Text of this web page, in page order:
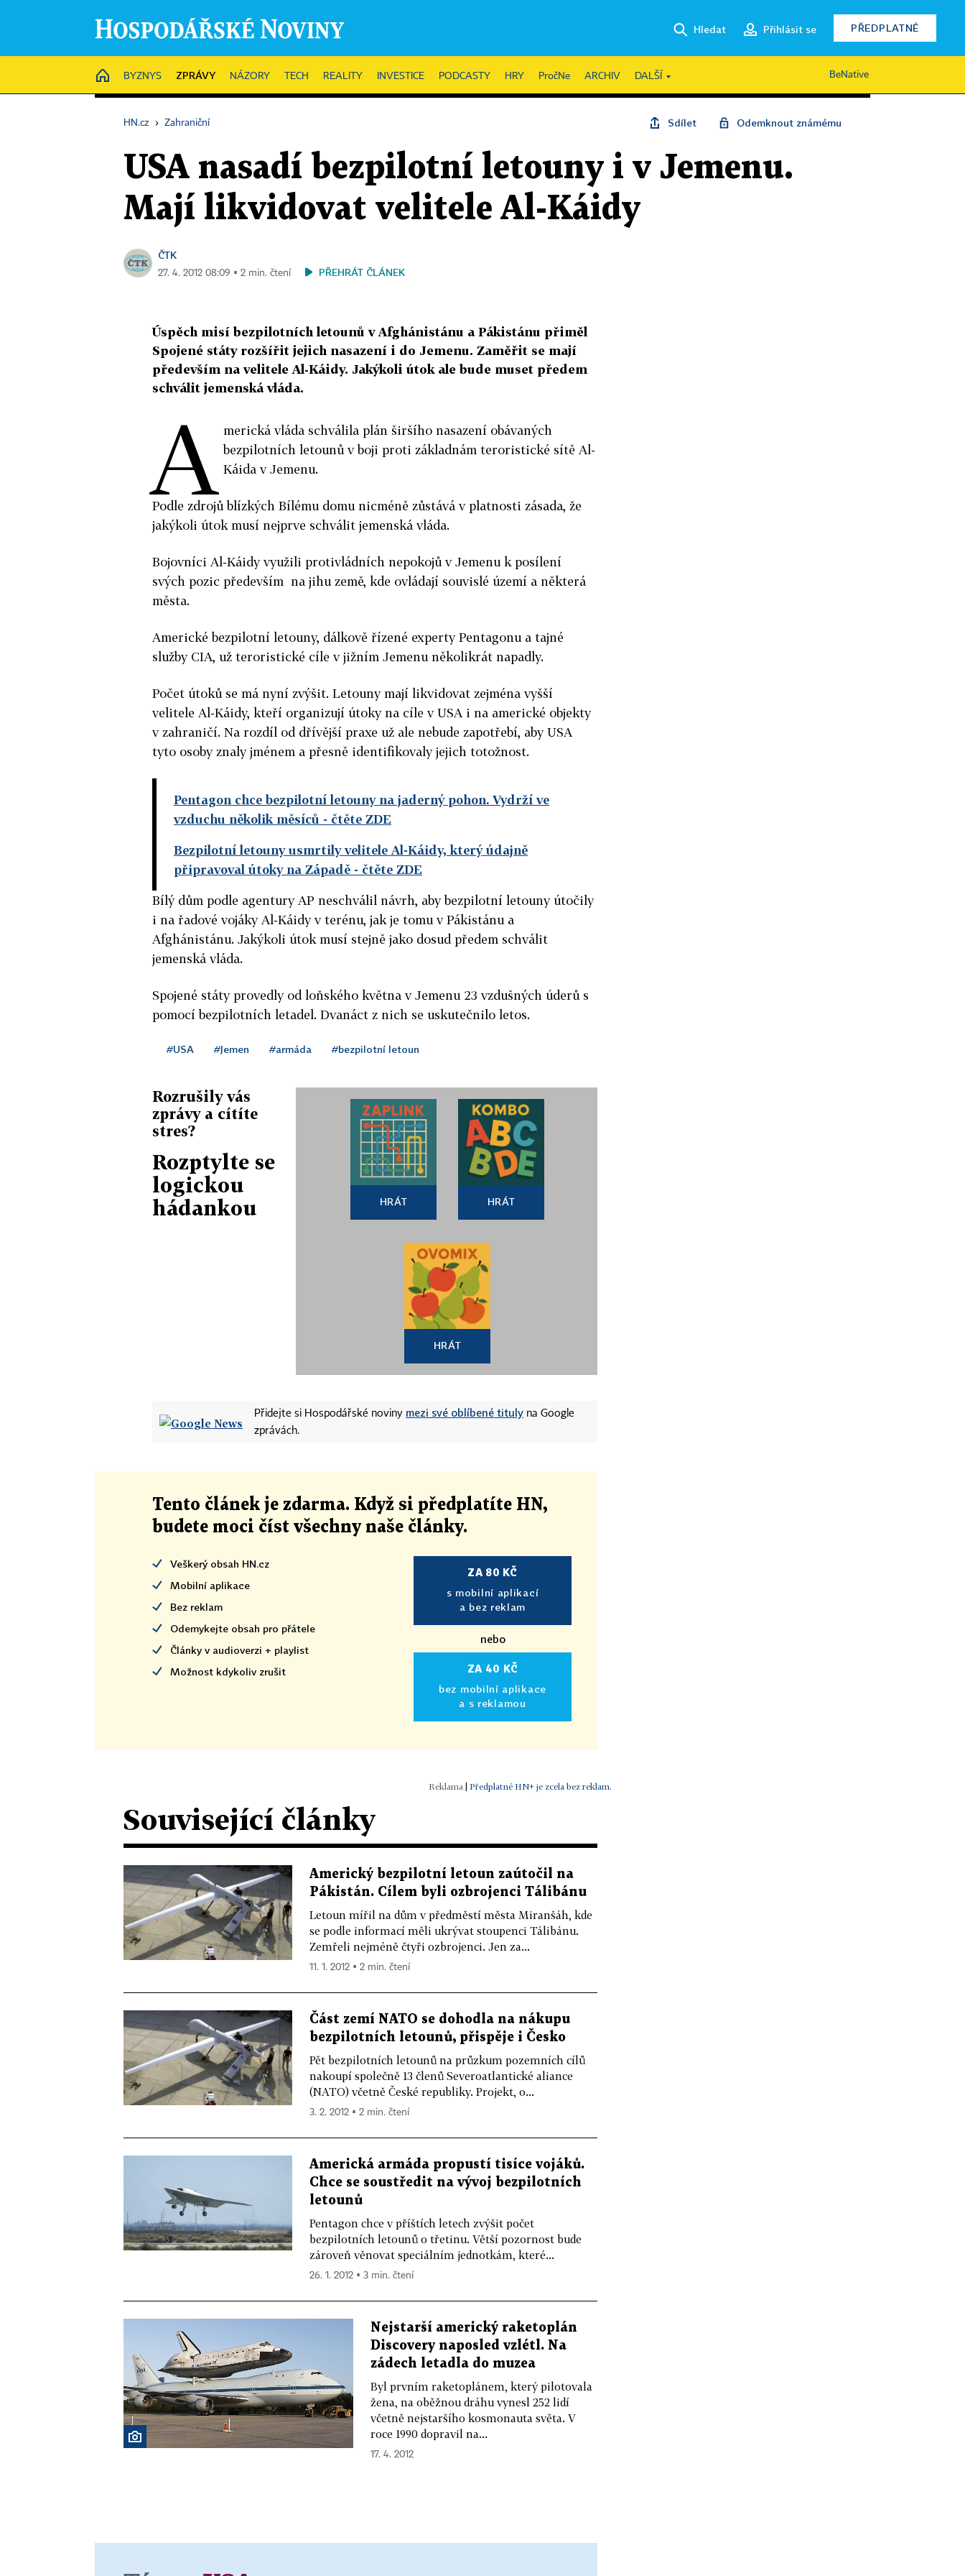
Hledat Přihlásit se PŘEDPLATNÉ
HOME
BYZNYS ZPRÁVY NÁZORY TECH REALITY INVESTICE PODCASTY HRY PročNe ARCHIV DALŠÍ BeNative
HN.cz › Zahraniční Sdílet Odemknout známému
USA nasadí bezpilotní letouny i v Jemenu.
Mají likvidovat velitele Al-Káidy
ČTK
27. 4. 2012 08:09 ▪ 2 min. čtení PŘEHRÁT ČLÁNEK
Úspěch misí bezpilotních letounů v Afghánistánu a Pákistánu přiměl
Spojené státy rozšířit jejich nasazení i do Jemenu. Zaměřit se mají
především na velitele Al-Káidy. Jakýkoli útok ale bude muset předem
schválit jemenská vláda.
A merická vláda schválila plán širšího nasazení obávaných
bezpilotních letounů v boji proti základnám teroristické sítě Al-
Káida v Jemenu.
Podle zdrojů blízkých Bílému domu nicméně zůstává v platnosti zásada, že
jakýkoli útok musí nejprve schválit jemenská vláda.
Bojovníci Al-Káidy využili protivládních nepokojů v Jemenu k posílení
svých pozic především na jihu země, kde ovládají souvislé území a některá
města.
Americké bezpilotní letouny, dálkově řízené experty Pentagonu a tajné
služby CIA, už teroristické cíle v jižním Jemenu několikrát napadly.
Počet útoků se má nyní zvýšit. Letouny mají likvidovat zejména vyšší
velitele Al-Káidy, kteří organizují útoky na cíle v USA i na americké objekty
v zahraničí. Na rozdíl od dřívější praxe už ale nebude zapotřebí, aby USA
tyto osoby znaly jménem a přesně identifikovaly jejich totožnost.
Pentagon chce bezpilotní letouny na jaderný pohon. Vydrží ve
vzduchu několik měsíců - čtěte ZDE
Bezpilotní letouny usmrtily velitele Al-Káidy, který údajně
připravoval útoky na Západě - čtěte ZDE
Bílý dům podle agentury AP neschválil návrh, aby bezpilotní letouny útočily
i na řadové vojáky Al-Káidy v terénu, jak je tomu v Pákistánu a
Afghánistánu. Jakýkoli útok musí stejně jako dosud předem schválit
jemenská vláda.
Spojené státy provedly od loňského května v Jemenu 23 vzdušných úderů s
pomocí bezpilotních letadel. Dvanáct z nich se uskutečnilo letos.
#USA #Jemen #armáda #bezpilotní letoun
Rozrušily vás
zprávy a cítíte
stres?
Rozptylte se
logickou
hádankou
HRÁT HRÁT
HRÁT
Přidejte si Hospodářské noviny mezi své oblíbené tituly na Google
zprávách.
Tento článek je zdarma. Když si předplatíte HN,
budete moci číst všechny naše články.
Veškerý obsah HN.cz
Mobilní aplikace
Bez reklam
Odemykejte obsah pro přátele
Články v audioverzi + playlist
Možnost kdykoliv zrušit
ZA 80 KČ
s mobilní aplikací
a bez reklam
nebo
ZA 40 KČ
bez mobilní aplikace
a s reklamou
Předplatné HN+ je zcela bez reklam.
Související články
Americký bezpilotní letoun zaútočil na
Pákistán. Cílem byli ozbrojenci Tálibánu
Letoun mířil na dům v předměstí města Miranšáh, kde
se podle informací měli ukrývat stoupenci Tálibánu.
Zemřeli nejméně čtyři ozbrojenci. Jen za...
11. 1. 2012 ▪ 2 min. čtení
Část zemí NATO se dohodla na nákupu
bezpilotních letounů, přispěje i Česko
Pět bezpilotních letounů na průzkum pozemních cílů
nakoupí společně 13 členů Severoatlantické aliance
(NATO) včetně České republiky. Projekt, o...
3. 2. 2012 ▪ 2 min. čtení
Americká armáda propustí tisíce vojáků.
Chce se soustředit na vývoj bezpilotních
letounů
Pentagon chce v příštích letech zvýšit počet
bezpilotních letounů o třetinu. Větší pozornost bude
zároveň věnovat speciálním jednotkám, které...
26. 1. 2012 ▪ 3 min. čtení
Nejstarší americký raketoplán
Discovery naposled vzlétl. Na
zádech letadla do muzea
Byl prvním raketoplánem, který pilotovala
žena, na oběžnou dráhu vynesl 252 lidí
včetně nejstaršího kosmonauta světa. V
roce 1990 dopravil na...
17. 4. 2012